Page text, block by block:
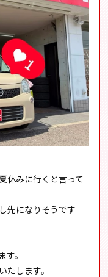
休みに行くと言って
先になりそうです
。
します。